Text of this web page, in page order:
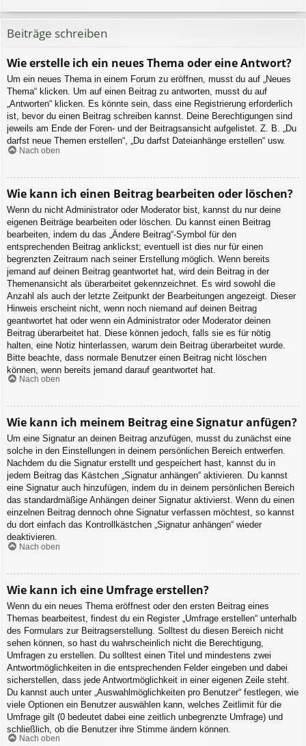
Beiträge schreiben
Wie erstelle ich ein neues Thema oder eine Antwort?
Um ein neues Thema in einem Forum zu eröffnen, musst du auf „Neues
Thema“ klicken. Um auf einen Beitrag zu antworten, musst du auf
„Antworten“ klicken. Es könnte sein, dass eine Registrierung erforderlich
ist, bevor du einen Beitrag schreiben kannst. Deine Berechtigungen sind
jeweils am Ende der Foren- und der Beitragsansicht aufgelistet. Z. B. „Du
darfst neue Themen erstellen“, „Du darfst Dateianhänge erstellen“ usw.
Nach oben
Wie kann ich einen Beitrag bearbeiten oder löschen?
Wenn du nicht Administrator oder Moderator bist, kannst du nur deine
eigenen Beiträge bearbeiten oder löschen. Du kannst einen Beitrag
bearbeiten, indem du das „Ändere Beitrag“-Symbol für den
entsprechenden Beitrag anklickst; eventuell ist dies nur für einen
begrenzten Zeitraum nach seiner Erstellung möglich. Wenn bereits
jemand auf deinen Beitrag geantwortet hat, wird dein Beitrag in der
Themenansicht als überarbeitet gekennzeichnet. Es wird sowohl die
Anzahl als auch der letzte Zeitpunkt der Bearbeitungen angezeigt. Dieser
Hinweis erscheint nicht, wenn noch niemand auf deinen Beitrag
geantwortet hat oder wenn ein Administrator oder Moderator deinen
Beitrag überarbeitet hat. Diese können jedoch, falls sie es für nötig
halten, eine Notiz hinterlassen, warum dein Beitrag überarbeitet wurde.
Bitte beachte, dass normale Benutzer einen Beitrag nicht löschen
können, wenn bereits jemand darauf geantwortet hat.
Nach oben
Wie kann ich meinem Beitrag eine Signatur anfügen?
Um eine Signatur an deinen Beitrag anzufügen, musst du zunächst eine
solche in den Einstellungen in deinem persönlichen Bereich entwerfen.
Nachdem du die Signatur erstellt und gespeichert hast, kannst du in
jedem Beitrag das Kästchen „Signatur anhängen“ aktivieren. Du kannst
eine Signatur auch hinzufügen, indem du in deinem persönlichen Bereich
das standardmäßige Anhängen deiner Signatur aktivierst. Wenn du einen
einzelnen Beitrag dennoch ohne Signatur verfassen möchtest, so kannst
du dort einfach das Kontrollkästchen „Signatur anhängen“ wieder
deaktivieren.
Nach oben
Wie kann ich eine Umfrage erstellen?
Wenn du ein neues Thema eröffnest oder den ersten Beitrag eines
Themas bearbeitest, findest du ein Register „Umfrage erstellen“ unterhalb
des Formulars zur Beitragserstellung. Solltest du diesen Bereich nicht
sehen können, so hast du wahrscheinlich nicht die Berechtigung,
Umfragen zu erstellen. Du solltest einen Titel und mindestens zwei
Antwortmöglichkeiten in die entsprechenden Felder eingeben und dabei
sicherstellen, dass jede Antwortmöglichkeit in einer eigenen Zeile steht.
Du kannst auch unter „Auswahlmöglichkeiten pro Benutzer“ festlegen, wie
viele Optionen ein Benutzer auswählen kann, welches Zeitlimit für die
Umfrage gilt (0 bedeutet dabei eine zeitlich unbegrenzte Umfrage) und
schließlich, ob die Benutzer ihre Stimme ändern können.
Nach oben